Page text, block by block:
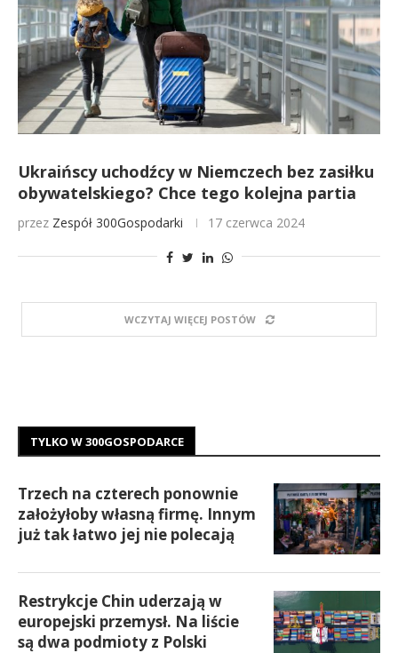
Ukraińscy uchodźcy w Niemczech bez zasiłku
obywatelskiego? Chce tego kolejna partia
przez Zespół 300Gospodarki 17 czerwca 2024
WCZYTAJ WIĘCEJ POSTÓW
TYLKO W 300GOSPODARCE
Trzech na czterech ponownie
założyłoby własną firmę. Innym
już tak łatwo jej nie polecają
Restrykcje Chin uderzają w
europejski przemysł. Na liście
są dwa podmioty z Polski